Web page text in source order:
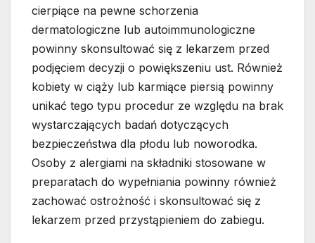
cierpiące na pewne schorzenia
dermatologiczne lub autoimmunologiczne
powinny skonsultować się z lekarzem przed
podjęciem decyzji o powiększeniu ust. Również
kobiety w ciąży lub karmiące piersią powinny
unikać tego typu procedur ze względu na brak
wystarczających badań dotyczących
bezpieczeństwa dla płodu lub noworodka.
Osoby z alergiami na składniki stosowane w
preparatach do wypełniania powinny również
zachować ostrożność i skonsultować się z
lekarzem przed przystąpieniem do zabiegu.